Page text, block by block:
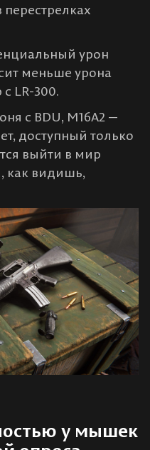
урон
меньше урона
LR-300.
с BDU, M16A2 —
доступный только
выйти в мир
как видишь,
у мышек